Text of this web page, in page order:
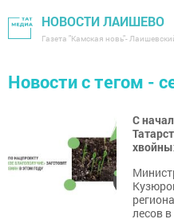
НОВОСТИ ЛАИШЕВО
Газета "Камская новь"-
Новости с тегом -
С
лесов